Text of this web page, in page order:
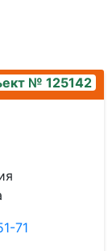
№ 125142
71